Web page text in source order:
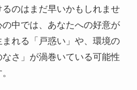
のはまだ早いかもしれませ
中では、あなたへの好意が
れる「戸惑い」や、環境の
さ」が渦巻いている可能性